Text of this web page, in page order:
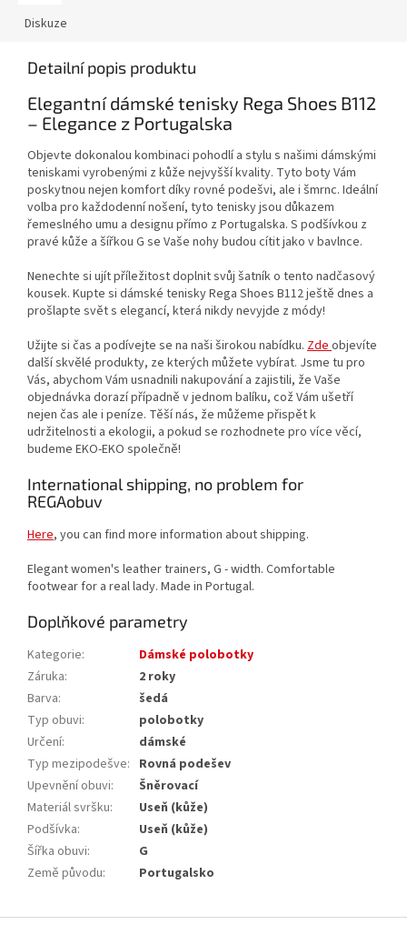
Diskuze
Detailní popis produktu
Elegantní dámské tenisky Rega Shoes B112
– Elegance z Portugalska
Objevte dokonalou kombinaci pohodlí a stylu s našimi dámskými
teniskami vyrobenými z kůže nejvyšší kvality. Tyto boty Vám
poskytnou nejen komfort díky rovné podešvi, ale i šmrnc. Ideální
volba pro každodenní nošení, tyto tenisky jsou důkazem
řemeslného umu a designu přímo z Portugalska. S podšívkou z
pravé kůže a šířkou G se Vaše nohy budou cítit jako v bavlnce.
Nenechte si ujít příležitost doplnit svůj šatník o tento nadčasový
kousek. Kupte si dámské tenisky Rega Shoes B112 ještě dnes a
prošlapte svět s elegancí, která nikdy nevyjde z módy!
Užijte si čas a podívejte se na naši širokou nabídku. Zdeobjevíte
další skvělé produkty, ze kterých můžete vybírat. Jsme tu pro
Vás, abychom Vám usnadnili nakupování a zajistili, že Vaše
objednávka dorazí případně v jednom balíku, což Vám ušetří
nejen čas ale i peníze. Těší nás, že můžeme přispět k
udržitelnosti a ekologii, a pokud se rozhodnete pro více věcí,
budeme EKO-EKO společně!
International shipping, no problem for
REGAobuv
Here, you can find more information about shipping.
Elegant women's leather trainers, G - width. Comfortable
footwear for a real lady. Made in Portugal.
Doplňkové parametry
Kategorie:
Dámské polobotky
Záruka:
2 roky
Barva:
šedá
Typ obuvi:
polobotky
Určení:
dámské
Typ mezipodešve: Rovná podešev
Upevnění obuvi:
Šněrovací
Materiál svršku:
Useň (kůže)
Podšívka:
Useň (kůže)
Šířka obuvi:
G
Země původu: Portugalsko